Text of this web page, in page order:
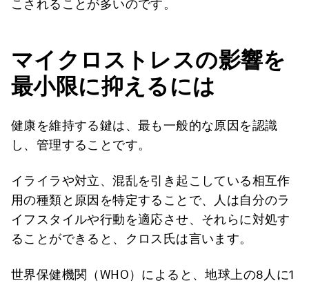
こされることが多いのです。
マイクロストレスの影響を
最小限に抑えるには
健康を維持する鍵は、最も一般的な原因を認識
し、管理することです。
イライラや対立、混乱を引き起こしている相互作
用の種類と原因を特定することで、人は自分のラ
イフスタイルや行動を適応させ、それらに対処す
ることができると、クロス氏は言います。
世界保健機関（WHO）によると、地球上の8人に1